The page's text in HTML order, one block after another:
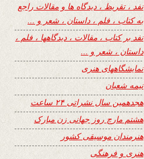
نفد ، تقریظ ، دیدگاه ها و مقالات راجع
به کتاب ، فلم ، داستان ، شعر و …
نفد بر کتاب ، مقالات ، دیدگاهها ، فلم ،
داستان ، شعر و …
نمایشگاههای هنری
نیمه شعبان
هجدهمین سال نشراتی ۲۴ ساعت
هشتم مارچ روز جهانی زن مبارک
هنرمندان موسیقی کشور
هنری و فرهنگی